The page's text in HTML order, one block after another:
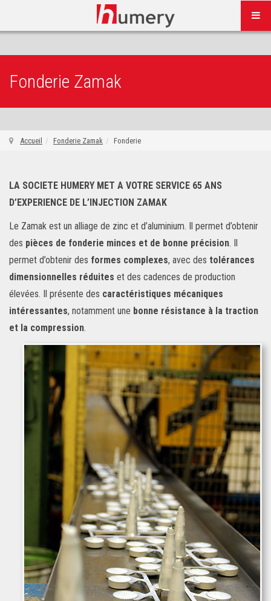
Fonderie Zamak
Accueil Fonderie Zamak Fonderie
LA SOCIETE HUMERY MET A VOTRE SERVICE 65 ANS
D’EXPERIENCE DE L’INJECTION ZAMAK
Le Zamak est un alliage de zinc et d’aluminium. Il permet d’obtenir
des pièces de fonderie minces et de bonne précision. Il
permet d’obtenir des formes complexes, avec des tolérances
dimensionnelles réduites et des cadences de production
élevées. Il présente des caractéristiques mécaniques
intéressantes, notamment une bonne résistance à la traction
et la compression.